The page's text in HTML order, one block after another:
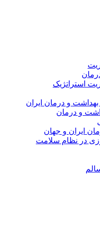
استراتژیک
و درمان ایران
و درمان
ایران و جهان
در نظام سلامت